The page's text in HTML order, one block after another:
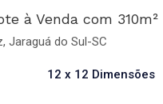
à Venda com 310m²
Jaraguá do Sul-SC
12 x 12 Dimensões